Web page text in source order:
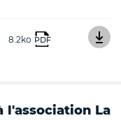
8.2ko PDF
l'association La